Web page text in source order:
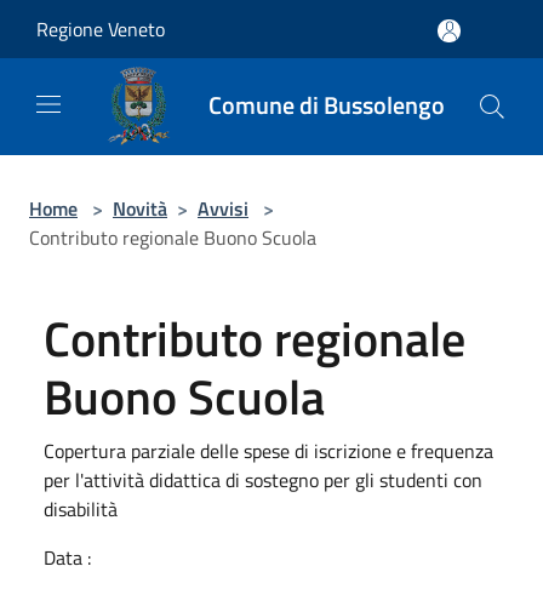
Regione Veneto
Comune di Bussolengo
Home > Novità > Avvisi >
Contributo regionale Buono Scuola
Contributo regionale
Buono Scuola
Copertura parziale delle spese di iscrizione e frequenza
per l'attività didattica di sostegno per gli studenti con
disabilità
Data :